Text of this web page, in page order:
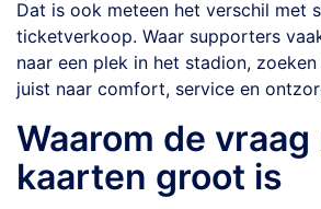
Dat is ook meteen het verschil met
ticketverkoop. Waar supporters
naar een plek in het stadion,
juist naar comfort, service en
Waarom de vraag
kaarten groot is